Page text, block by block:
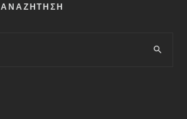
ΑΝΑΖΗΤΗΣΗ